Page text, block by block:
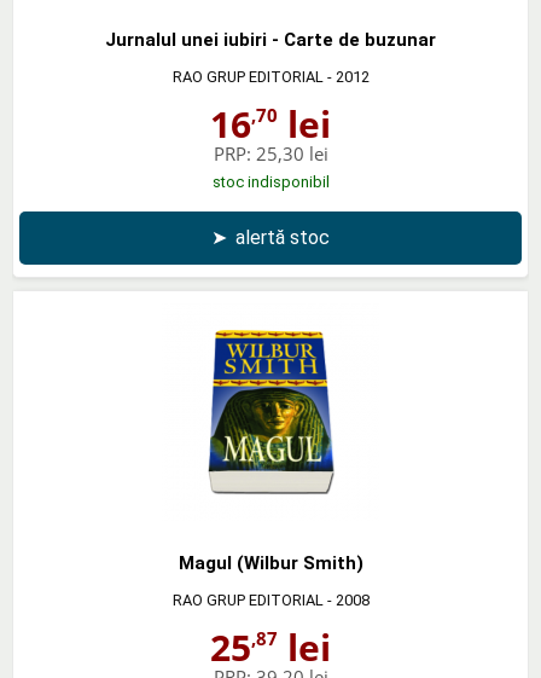
Jurnalul unei iubiri - Carte de buzunar
RAO GRUP EDITORIAL - 2012
16,70 lei
PRP: 25,30 lei
stoc indisponibil
➤ alertă stoc
Magul (Wilbur Smith)
RAO GRUP EDITORIAL - 2008
25,87 lei